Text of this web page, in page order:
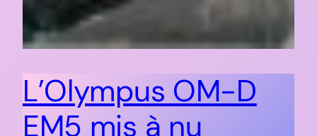
L’Olympus OM-D
EM5 mis à nu